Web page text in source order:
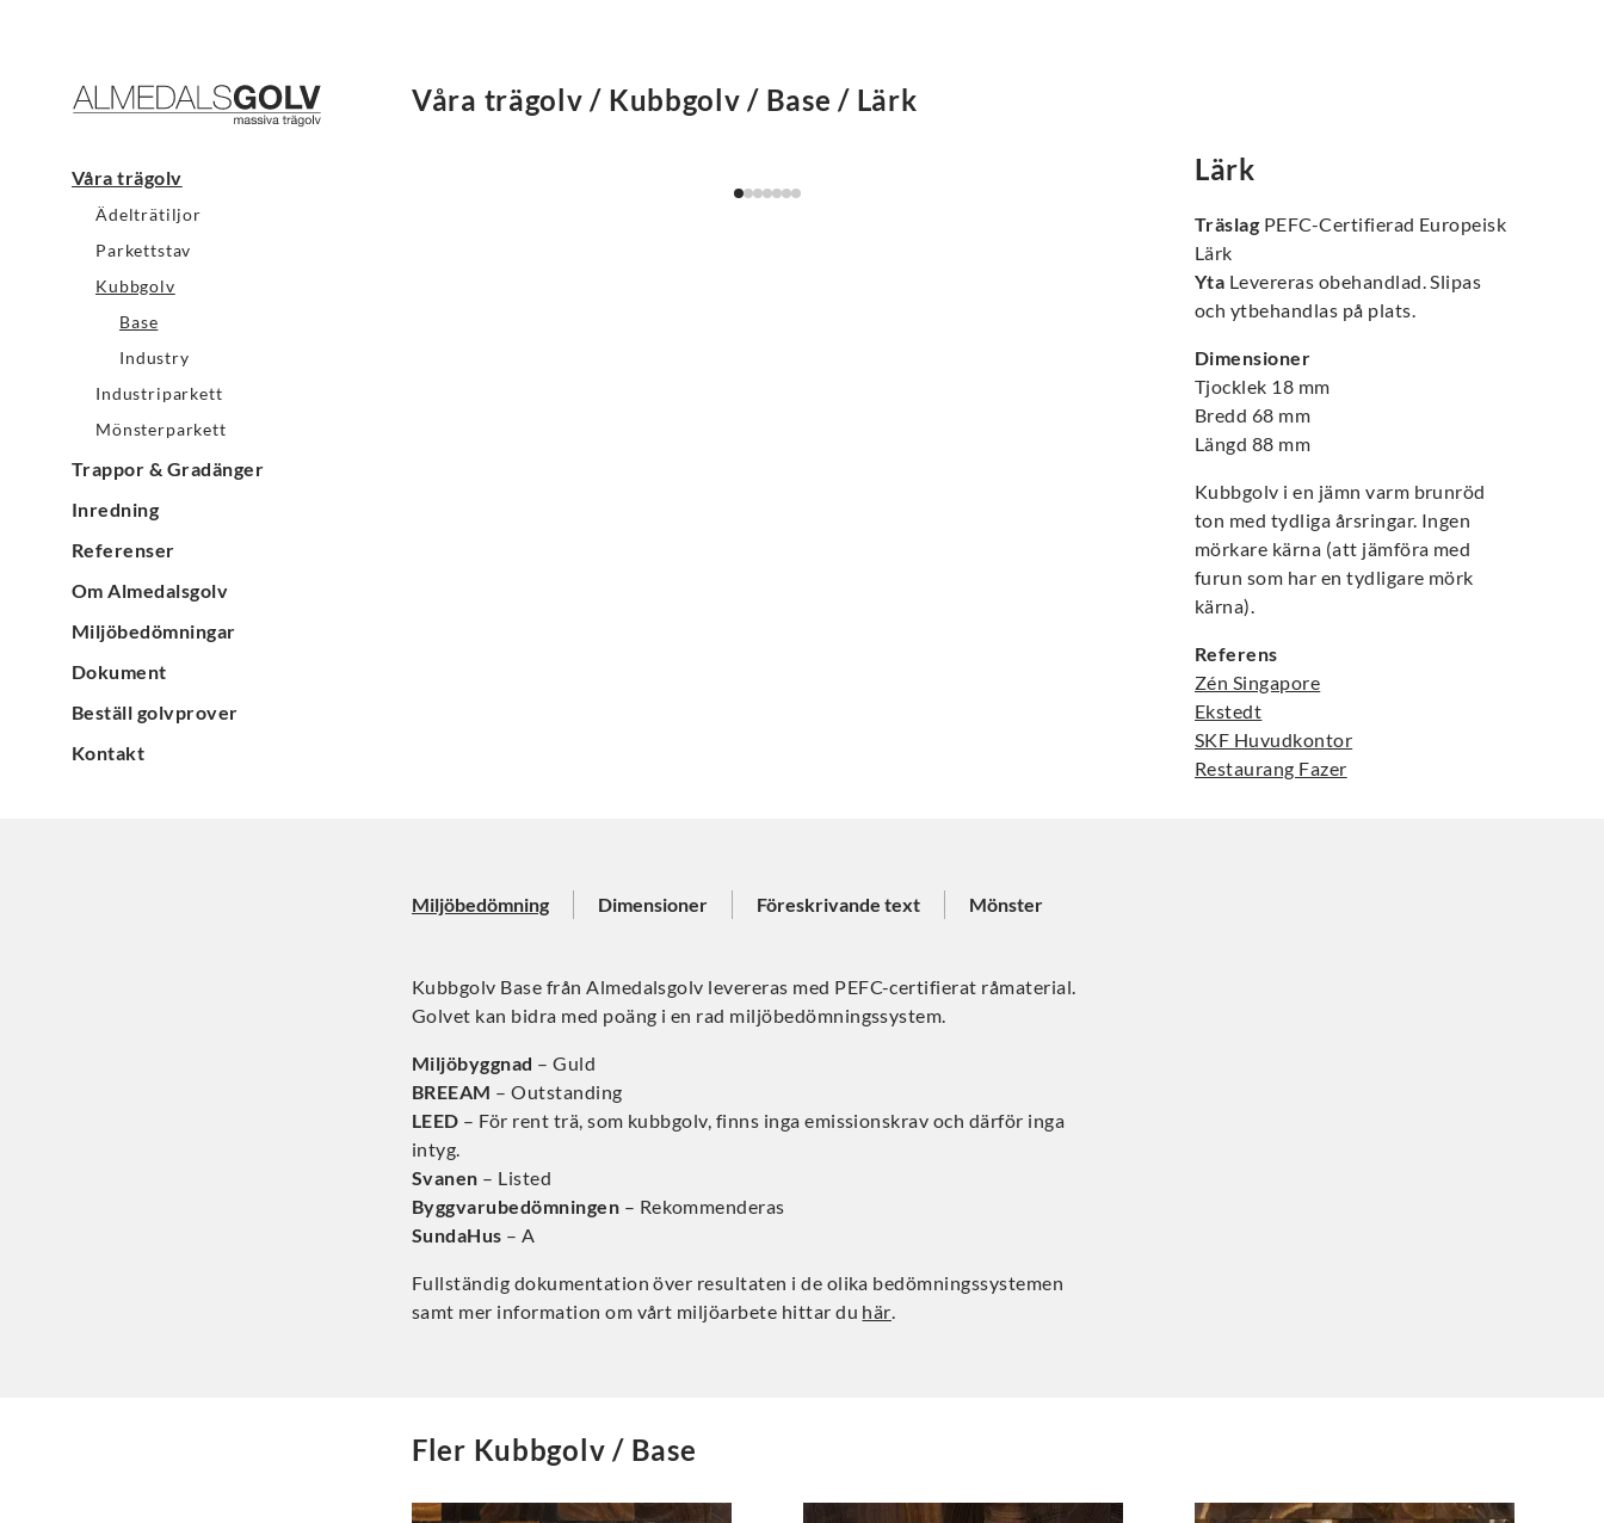
Våra trägolv
Ädelträtiljor
Parkettstav
Kubbgolv
Base
Industry
Industriparkett
Mönsterparkett
Trappor & Gradänger
Inredning
Referenser
Om Almedalsgolv
Miljöbedömningar
Dokument
Beställ golvprover
Kontakt
Våra trägolv / Kubbgolv / Base / Lärk
Lärk
Träslag PEFC-Certifierad Europeisk
Lärk
Yta Levereras obehandlad. Slipas
och ytbehandlas på plats.
Dimensioner
Tjocklek 18 mm
Bredd 68 mm
Längd 88 mm
Kubbgolv i en jämn varm brunröd
ton med tydliga årsringar. Ingen
mörkare kärna (att jämföra med
furun som har en tydligare mörk
kärna).
Referens
Zén Singapore
Ekstedt
SKF Huvudkontor
Restaurang Fazer
Miljöbedömning Dimensioner Föreskrivande text Mönster
Kubbgolv Base från Almedalsgolv levereras med PEFC-certifierat råmaterial.
Golvet kan bidra med poäng i en rad miljöbedömningssystem.
Miljöbyggnad – Guld
BREEAM – Outstanding
LEED – För rent trä, som kubbgolv, finns inga emissionskrav och därför inga
intyg.
Svanen – Listed
Byggvarubedömningen – Rekommenderas
SundaHus – A
Fullständig dokumentation över resultaten i de olika bedömningssystemen
samt mer information om vårt miljöarbete hittar du här.
Fler Kubbgolv / Base